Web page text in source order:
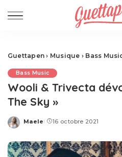
Guettapen › Musique › Bass
Bass Music
Wooli & Trivecta
The Sky »
Posted
Maele 16 octobre 2021